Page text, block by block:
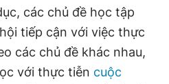
các chủ đề học tập
tiếp cận với việc thực
các chủ đề khác nhau,
với thực tiễn cuộc